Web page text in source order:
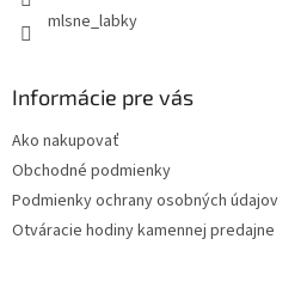
mlsne_labky
Informácie pre vás
Ako nakupovať
Obchodné podmienky
Podmienky ochrany osobných údajov
Otváracie hodiny kamennej predajne